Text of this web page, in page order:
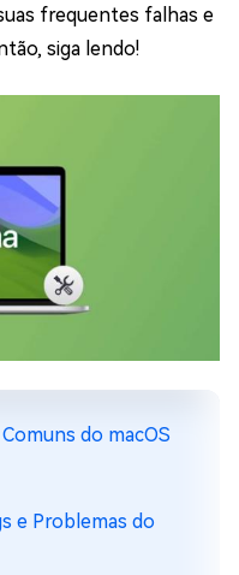
frequentes falhas e
siga lendo!
do macOS
e Problemas do